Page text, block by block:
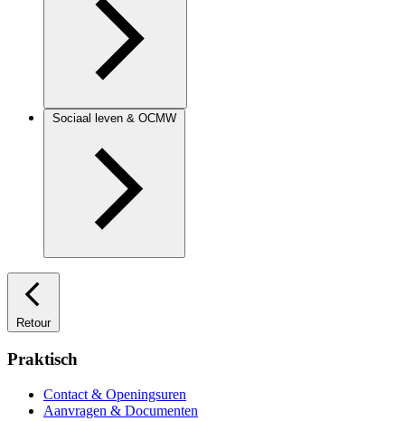
Sociaal leven & OCMW
Retour
Praktisch
Contact & Openingsuren
Aanvragen & Documenten